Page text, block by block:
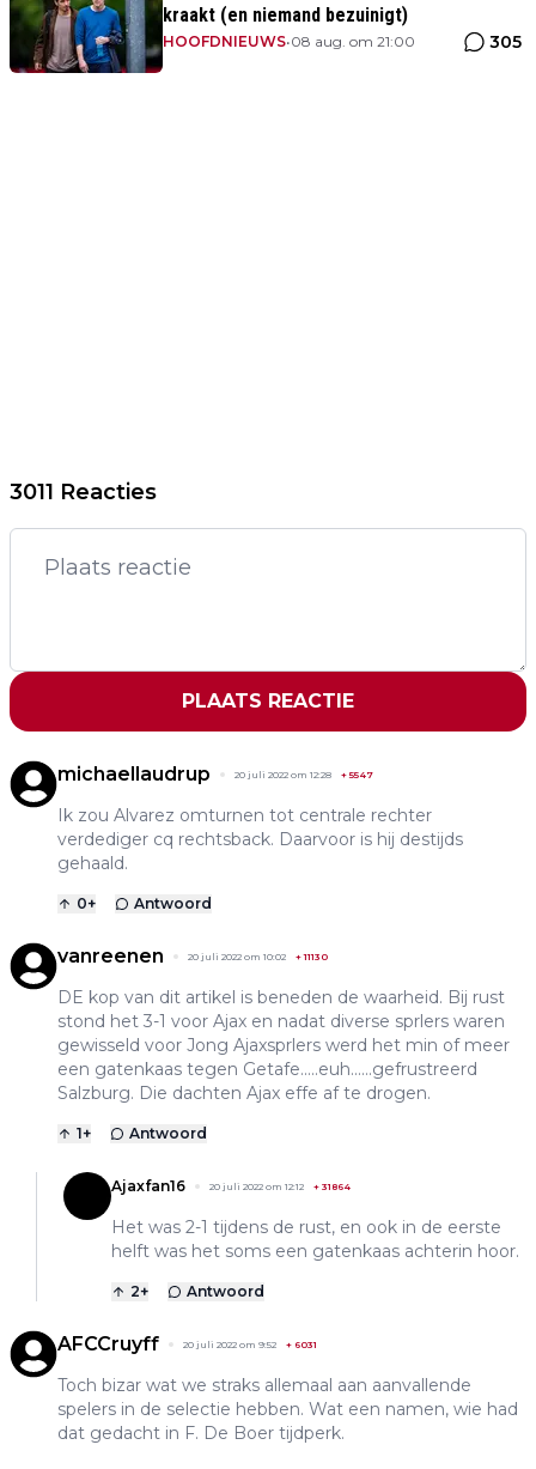
kraakt (en niemand bezuinigt)
HOOFDNIEUWS•08 aug. om 21:00 305
3011 Reacties
PLAATS REACTIE
michaellaudrup 20 juli 2022 om 12:28 +5547
Ik zou Alvarez omturnen tot centrale rechter
verdediger cq rechtsback. Daarvoor is hij destijds
gehaald.
0+ Antwoord
vanreenen 20 juli 2022 om 10:02 +11130
DE kop van dit artikel is beneden de waarheid. Bij rust
stond het 3-1 voor Ajax en nadat diverse sprlers waren
gewisseld voor Jong Ajaxsprlers werd het min of meer
een gatenkaas tegen Getafe.....euh......gefrustreerd
Salzburg. Die dachten Ajax effe af te drogen.
1+ Antwoord
Ajaxfan16 20 juli 2022 om 12:12 + 31864
Het was 2-1 tijdens de rust, en ook in de eerste
helft was het soms een gatenkaas achterin hoor.
2+ Antwoord
AFCCruyff 20 juli 2022 om 9:52 + 6031
Toch bizar wat we straks allemaal aan aanvallende
spelers in de selectie hebben. Wat een namen, wie had
dat gedacht in F. De Boer tijdperk.